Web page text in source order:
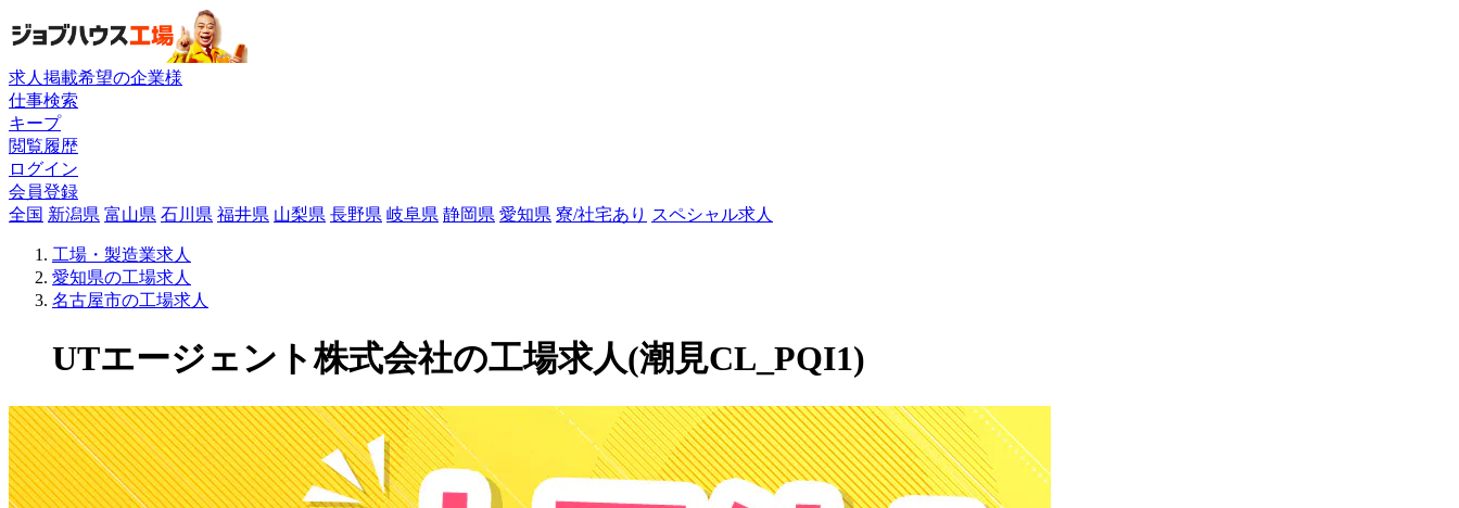
求人掲載希望の企業様
仕事検索
キープ
閲覧履歴
ログイン
会員登録
全国 新潟県 富山県 石川県 福井県 山梨県 長野県 岐阜県 静岡県 愛知県 寮/社宅あり スペシャル求人
工場・製造業求人
愛知県の工場求人
名古屋市の工場求人
UTエージェント株式会社の工場求人(潮見CL_PQI1)